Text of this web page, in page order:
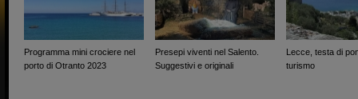
Programma mini crociere nel
porto di Otranto 2023
Presepi viventi nel Salento.
Suggestivi e originali
Lecce, testa di
turismo